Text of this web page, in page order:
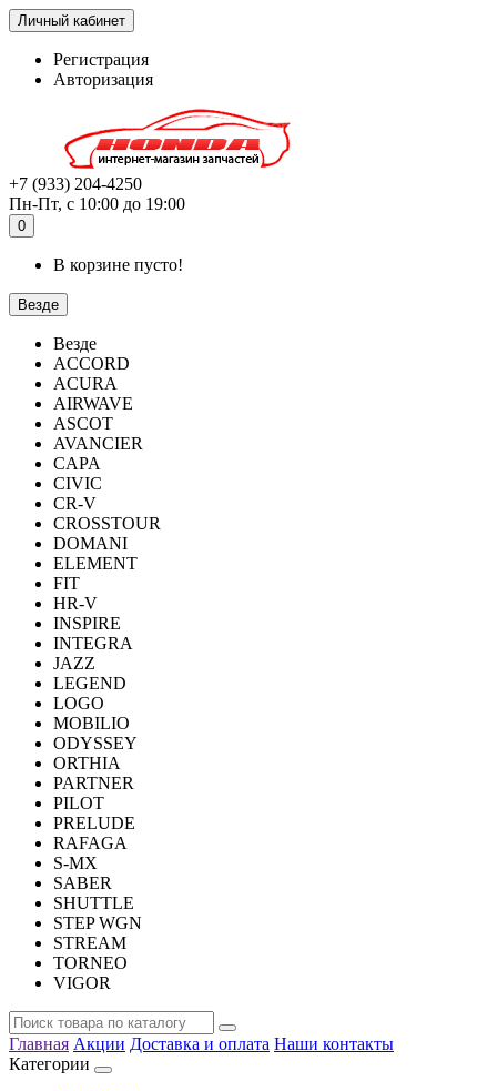
Личный кабинет
Регистрация
Авторизация
+7 (933) 204-4250
Пн-Пт, с 10:00 до 19:00
0
В корзине пусто!
Везде
Везде
ACCORD
ACURA
AIRWAVE
ASCOT
AVANCIER
CAPA
CIVIC
CR-V
CROSSTOUR
DOMANI
ELEMENT
FIT
HR-V
INSPIRE
INTEGRA
JAZZ
LEGEND
LOGO
MOBILIO
ODYSSEY
ORTHIA
PARTNER
PILOT
PRELUDE
RAFAGA
S-MX
SABER
SHUTTLE
STEP WGN
STREAM
TORNEO
VIGOR
Главная Акции Доставка и оплата Наши контакты
Категории